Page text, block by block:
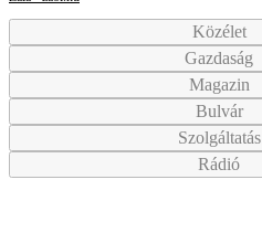
Közélet
Gazdaság
Magazin
Bulvár
Szolgáltatás
Rádió